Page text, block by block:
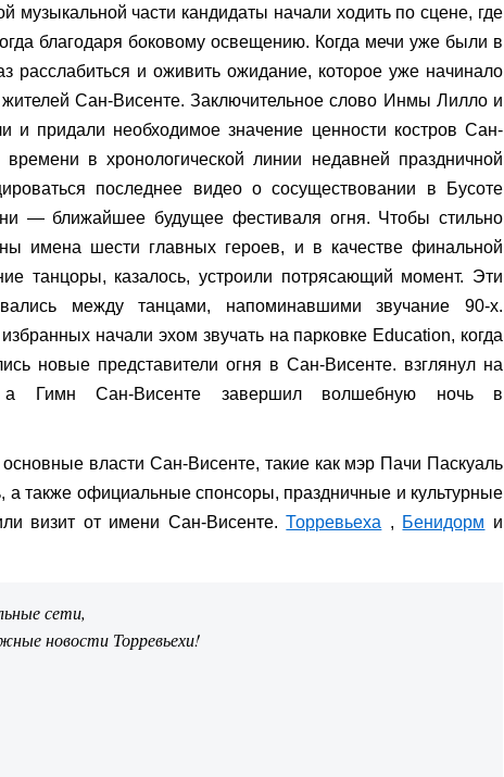
музыкальной части кандидаты начали ходить по сцене, где
благодаря боковому освещению. Когда мечи уже были в
расслабиться и оживить ожидание, которое уже начинало
Сан-Висенте. Заключительное слово Инмы Лилло и
и придали необходимое значение ценности костров Сан-
в хронологической линии недавней праздничной
последнее видео о сосуществовании в Бусоте
— ближайшее будущее фестиваля огня. Чтобы стильно
имена шести главных героев, и в качестве финальной
танцоры, казалось, устроили потрясающий момент. Эти
между танцами, напоминавшими звучание 90-х.
начали эхом звучать на парковке Education, когда
новые представители огня в Сан-Висенте. взглянул на
а Гимн Сан-Висенте завершил волшебную ночь в
основные власти Сан-Висенте, такие как мэр Пачи Паскуаль
а также официальные спонсоры, праздничные и культурные
визит от имени Сан-Висенте.Торревьеха , Бенидорм и
сети,
новости Торревьехи!